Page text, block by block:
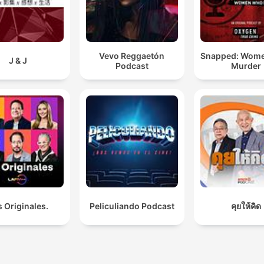
J & J
Vevo Reggaetón
Podcast
Snapped:
Murder
Originales. Peliculiando Podcast คุยให้คิด